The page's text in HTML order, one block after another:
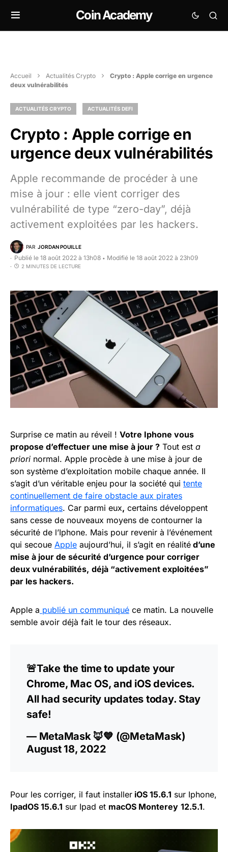
Coin Academy
Accueil Actualités Crypto
Crypto : Apple corrige en urgence
deux vulnérabilités
ACTUALITÉS CRYPTO ACTUALITÉS DEFI
Crypto : Apple corrige en
urgence deux vulnérabilités
Apple recommande de procéder à une
mise à jour : elle vient corriger des
vulnérabilité de type “zero-day”, déjà
activement exploitées par les hackers.
PAR JORDAN POUILLE
Publié le 18 août 2022 à 13h08 • Modifié le 18 août 2022 à 23h09
2 MINUTES DE LECTURE
Surprise ce matin au réveil ! Votre Iphone vous
propose d’effectuer une mise à jour ? Tout est a
priori normal. Apple procède à une mise à jour de
son système d’exploitation mobile chaque année. Il
s’agit d’un véritable enjeu pour la société qui tente
continuellement de faire obstacle aux pirates
informatiques. Car parmi eux, certains développent
sans cesse de nouveaux moyens de contourner la
sécurité de l’Iphone. Mais pour revenir à l’événement
qui secoue Apple aujourd’hui, il s’agit en réalité d’une
mise à jour de sécurité d’urgence pour corriger
deux vulnérabilités, déjà “activement exploitées”
par les hackers.
Apple a publié un communiqué ce matin. La nouvelle
semble avoir déjà fait le tour des réseaux.
🚨Take the time to update your
Chrome, Mac OS, and iOS devices.
All had security updates today. Stay
safe!
— MetaMask 🦊💙 (@MetaMask)
August 18, 2022
Pour les corriger, il faut installer iOS 15.6.1 sur Iphone,
IpadOS 15.6.1 sur Ipad et macOS Monterey 12.5.1.